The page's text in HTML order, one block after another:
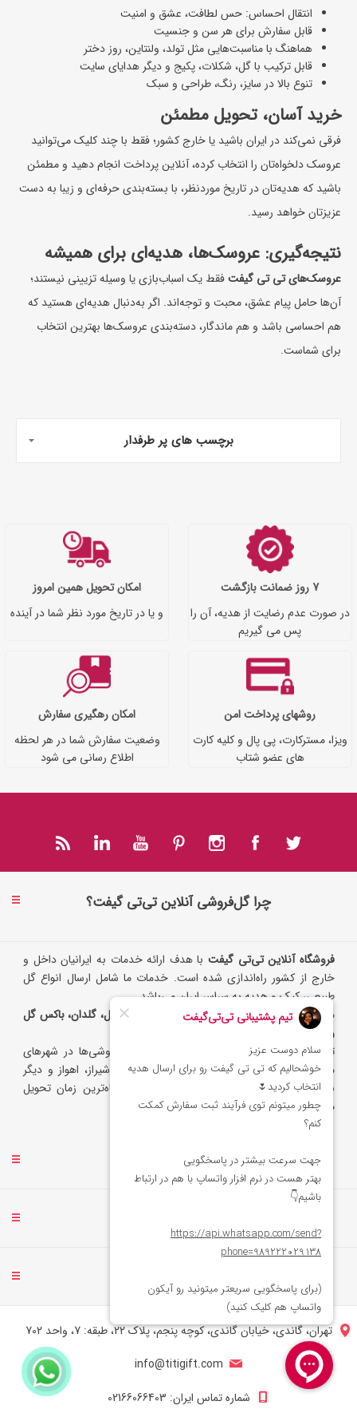
انتقال احساس: حس لطافت، عشق و امنیت
قابل سفارش برای هر سن و جنسیت
هماهنگ با مناسبت‌هایی مثل تولد، ولنتاین، روز دختر
قابل ترکیب با گل، شکلات، پکیج و دیگر هدایای سایت
تنوع بالا در سایز، رنگ، طراحی و سبک
خرید آسان، تحویل مطمئن
فرقی نمی‌کند در ایران باشید یا خارج کشور؛ فقط با چند کلیک می‌توانید
عروسک دلخواه‌تان را انتخاب کرده، آنلاین پرداخت انجام دهید و مطمئن
باشید که هدیه‌تان در تاریخ موردنظر، با بسته‌بندی حرفه‌ای و زیبا به دست
عزیزتان خواهد رسید.
نتیجه‌گیری: عروسک‌ها، هدیه‌ای برای همیشه
عروسک‌های تی تی گیفتفقط یک اسباب‌بازی یا وسیله تزیینی نیستند؛
آن‌ها حامل پیام عشق، محبت و توجه‌اند. اگر به‌دنبال هدیه‌ای هستید که
هم احساسی باشد و هم ماندگار، دسته‌بندی عروسک‌ها بهترین انتخاب
برای شماست.
برچسب های پر طرفدار
7 روز ضمانت بازگشت
در صورت عدم رضایت از هدیه، آن را
پس می گیریم
امکان تحویل همین امروز
و یا در تاریخ مورد نظر شما در آینده
روشهای پرداخت امن
ویزا، مسترکارت، پی پال و کلیه کارت
های عضو شتاب
امکان رهگیری سفارش
وضعیت سفارش شما در هر لحظه
اطلاع رسانی می شود
چرا گل‌فروشی آنلاین تی‌تی گیفت؟
فروشگاه آنلاین تی‌تی گیفتبا هدف ارائه خدمات به ایرانیان داخل و
خارج از کشور راه‌اندازی شده است. خدمات ما شامل ارسال انواع گل
طبیعی، کیک و هدیه به سراسر ایران می‌باشد.
ما امکان ارسال سریع گل به‌صورتسبد گل، دسته گل، گلدان، باکس گل
رز و تاج گل
تی‌تی گیفت با تکیه بر شبکه گسترده‌ای از گل‌فروشی‌ها در شهرهای
مختلف مانند تهران، کرج، اصفهان، تبریز، مشهد، شیراز، اهواز و دیگر
شهرها، سفارش‌ها را با بالاترین کیفیت و در کوتاه‌ترین زمان تحویل
می‌دهد.
خدمات مشتریان
تهران، گاندی، خیابان گاندی، کوچه پنجم، پلاک 22، طبقه: 7، واحد 702
info@titigift.com
شماره تماس ایران: 02166066403